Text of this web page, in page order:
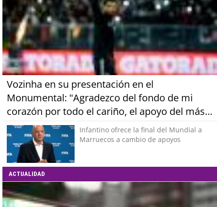
Vozinha en su presentación en el
Monumental: "Agradezco del fondo de mi
corazón por todo el cariño, el apoyo del más
grande de Chile"Infantino ofrece la final del Mundial a
Marruecos a cambio de apoyos
ACTUALIDAD